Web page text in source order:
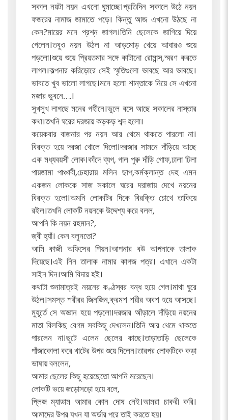
সকাল নয়টা নয়ন এখনো ঘুমাচ্ছে।প্রতিদিন সকালে উঠে নয়ন
ফজরের নামাজ জামাতে পড়ে। কিন্তু আজ এখনো উঠছে না
কেন?মায়ের মনে প্রশ্ন জাগল।তিনি ছেলেকে জাগিয়ে দিয়ে
গেলেন।তবুও নয়ন উঠল না আড়মোড় খেয়ে আবারও শুয়ে
পড়লো।শুয়ে শুয়ে প্রিয়তমার সঙ্গে কাটানো রোমান্স,স্মরণ করতে
লাগল।কল্পনার করিড়োরে সেই স্মৃতিগুলো ভাবছে আর ভাবছে।
ভাবতে খুব ভালো লাগছে।মনে হলো শান্তাকে নিয়ে সে এখনো
মজার ভুবনে….।
সুখসুখ লাগছে মনের গহীনে।ভুলে বসে আছে সকালের নাস্তার
কথা।তখনি ঘরের দরজায় কড়কড় শব্দ হলো।
কয়েকবার বাজনার পর নয়ন আর থেমে থাকতে পারলো না।
বিরক্ত হয়ে দরজা খোলে দিলো।দরজার সামনে দাঁড়িয়ে আছে
এক মধ্যবয়সী লোক।কাঁদে ব্যগ, গাল পুরু দাঁড়ি গোফ,ঢালা ঢিলা
পায়জামা পাঞ্চাবী,চেহারায় মলিন ছাপ,কর্মক্লান্ত দেহ এমন
একজন লোককে সাজ সকালে ঘরের দরাজায় দেখে নয়নের
বিরক্ত হলো।অমনি লোকটির দিকে বিরক্তি চোখে তাকিয়ে
রইল।তখনি লোকটি নয়নকে উদ্দেশ্য করে বলল,
আপনি কি নয়ন রহমান?,
জ্বী হ্যাঁ। কেন বলুনতো?
আমি কাজী অফিসের পিয়ন।আপনার বউ আপনাকে তালাক
দিয়েছে।এই নিন তালাক নামার কাগজ পত্র। এখানে একটা
সাইন দিন।আমি বিদায় হই।
কথাটা শুনামাত্রই নয়নের কণ্ঠস্বর বন্ধ হয়ে গেল।মাথা ঘুরে
উঠল।সমস্ত শরীরর জিনজিন,ক্রমশ শরীর অবশ হয়ে আসছে।
মুহূর্তে সে অজ্ঞান হয়ে পড়লো।দরজার আঁড়ালে দাঁড়িয়ে নয়নের
মাতা বিলকিছ বেগম সবকিছু দেখলেন।তিনি আর থেমে থাকতে
পারলেন না।ছুটে এলেন ছেলের কাছে।তাড়াতাড়ি ছেলেকে
পাঁজাকোলা করে খাটের উপর শুয়ে দিলেন।তারপর লোকটিকে কড়া
ভাষায় বললেন,
আমার ছেলের কিছু হয়েছেতো আপনি মরেছেন।
লোকটি ভয়ে জড়োসড়ো হয়ে বলে,
প্লিজ ম্যাডাম আমার কোন দোষ নেই।আমরা চাকরী করি।
আমাদের উপর যখন যা অর্ডার পরে তাই করতে হয়।